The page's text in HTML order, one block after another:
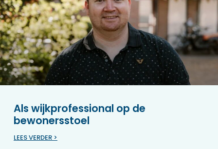
Als wijkprofessional op de
bewonersstoel
LEES VERDER >